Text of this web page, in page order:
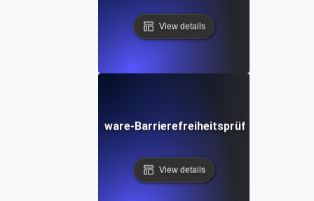
View details
Software-Barrierefreiheitsprüfliste
View details